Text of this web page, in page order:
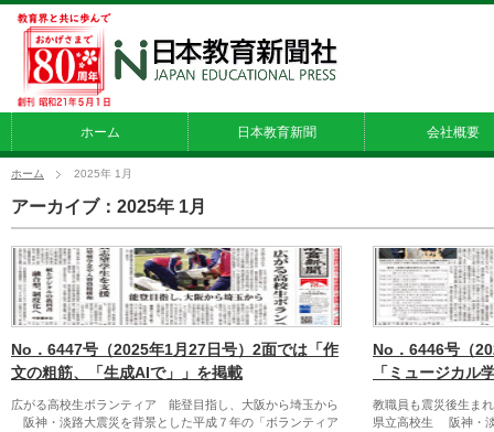
ホーム 日本教育新聞 会社概要
ホーム 2025年 1月
アーカイブ：2025年 1月
No．6447号（2025年1月27日号）2面では「作
文の粗筋、「生成AIで」」を掲載
広がる高校生ボランティア 能登目指し、大阪から埼玉から
阪神・淡路大震災を背景とした平成７年の「ボランティア
No．6446号（
「ミュージカル
教職員も震災後生ま
県立高校生 阪神・